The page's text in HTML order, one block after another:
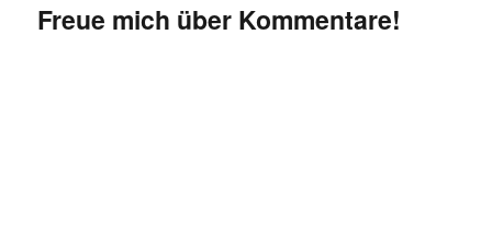
Freue mich über Kommentare!